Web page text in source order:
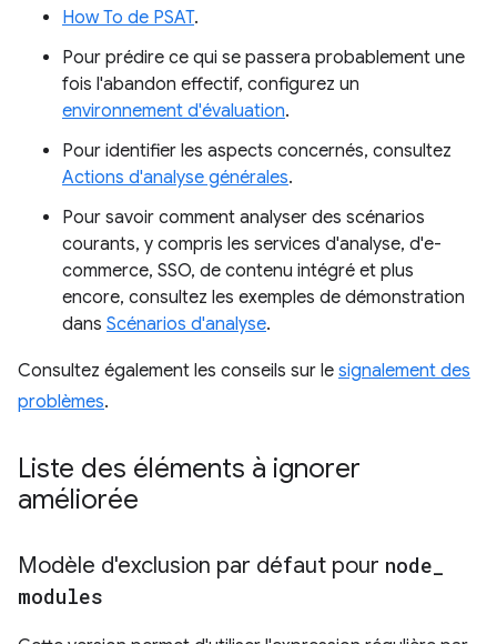
How To de PSAT.
Pour prédire ce qui se passera probablement une
fois l'abandon effectif, configurez un
environnement d'évaluation.
Pour identifier les aspects concernés, consultez
Actions d'analyse générales.
Pour savoir comment analyser des scénarios
courants, y compris les services d'analyse, d'e-
commerce, SSO, de contenu intégré et plus
encore, consultez les exemples de démonstration
dans Scénarios d'analyse.
Consultez également les conseils sur le signalement des
problèmes.
Liste des éléments à ignorer
améliorée
Modèle d'exclusion par défaut pour node
modules